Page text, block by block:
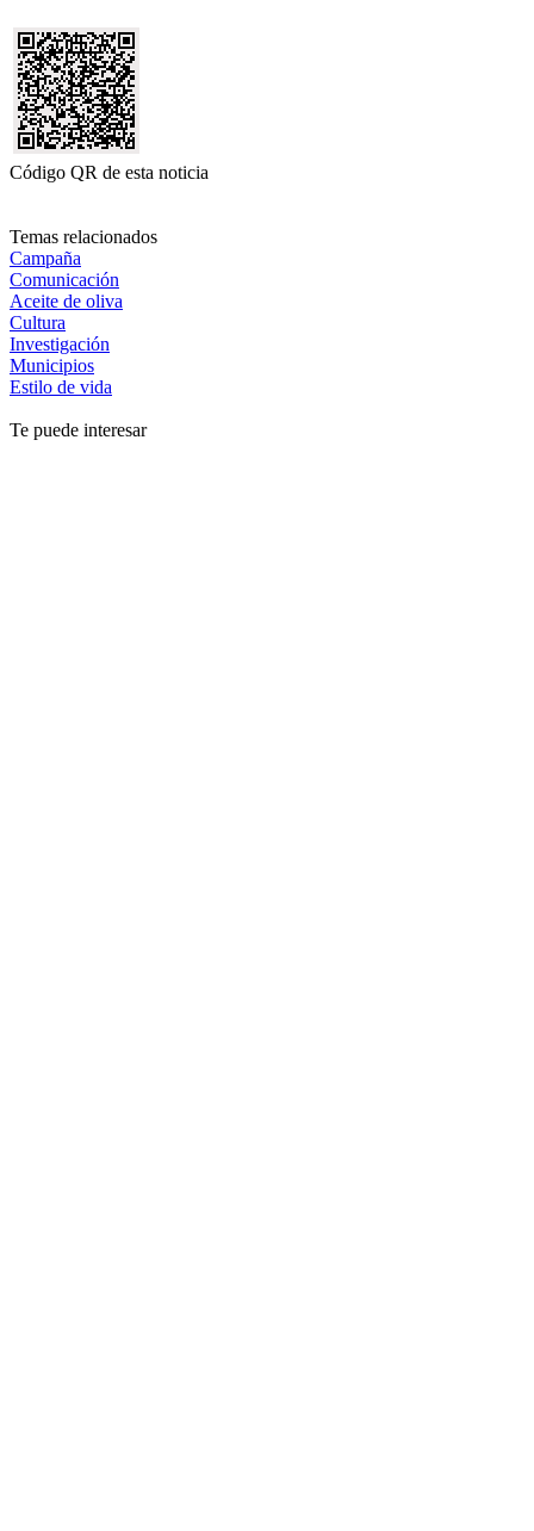
Código QR de esta noticia
Temas relacionados
Campaña
Comunicación
Aceite de oliva
Cultura
Investigación
Municipios
Estilo de vida
Te puede interesar